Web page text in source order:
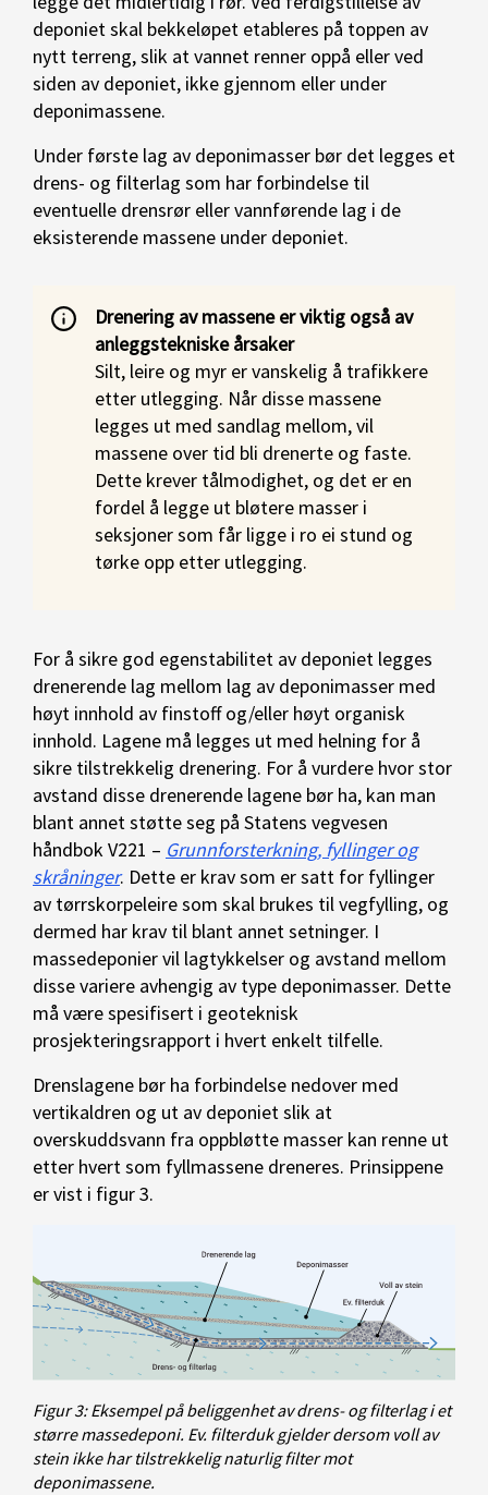
deponiet skal bekkeløpet etableres på toppen av
nytt terreng, slik at vannet renner oppå eller ved
siden av deponiet, ikke gjennom eller under
deponimassene.
Under første lag av deponimasser bør det legges et
drens- og filterlag som har forbindelse til
eventuelle drensrør eller vannførende lag i de
eksisterende massene under deponiet.
Drenering av massene er viktig også av
anleggstekniske årsaker
Silt, leire og myr er vanskelig å trafikkere
etter utlegging. Når disse massene
legges ut med sandlag mellom, vil
massene over tid bli drenerte og faste.
Dette krever tålmodighet, og det er en
fordel å legge ut bløtere masser i
seksjoner som får ligge i ro ei stund og
tørke opp etter utlegging.
For å sikre god egenstabilitet av deponiet legges
drenerende lag mellom lag av deponimasser med
høyt innhold av finstoff og/eller høyt organisk
innhold. Lagene må legges ut med helning for å
sikre tilstrekkelig drenering. For å vurdere hvor stor
avstand disse drenerende lagene bør ha, kan man
blant annet støtte seg på Statens vegvesen
håndbok V221 – Grunnforsterkning, fyllinger og
skråninger. Dette er krav som er satt for fyllinger
av tørrskorpeleire som skal brukes til vegfylling, og
dermed har krav til blant annet setninger. I
massedeponier vil lagtykkelser og avstand mellom
disse variere avhengig av type deponimasser. Dette
må være spesifisert i geoteknisk
prosjekteringsrapport i hvert enkelt tilfelle.
Drenslagene bør ha forbindelse nedover med
vertikaldren og ut av deponiet slik at
overskuddsvann fra oppbløtte masser kan renne ut
etter hvert som fyllmassene dreneres. Prinsippene
er vist i figur 3.
Figur 3: Eksempel på beliggenhet av drens- og filterlag i et
større massedeponi. Ev. filterduk gjelder dersom voll av
stein ikke har tilstrekkelig naturlig filter mot
deponimassene.